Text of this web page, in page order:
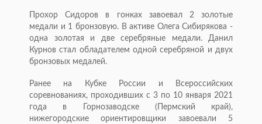
Прохор Сидоров в гонках завоевал 2 золотые
медали и 1 бронзовую. В активе Олега Сибирякова -
одна золотая и две серебряные медали. Данил
Курнов стал обладателем одной серебряной и двух
бронзовых медалей.
Ранее на Кубке России и Всероссийских
соревнованиях, проходивших с 3 по 10 января 2021
года в Горнозаводске (Пермский край),
нижегородские ориентировщики завоевали 5